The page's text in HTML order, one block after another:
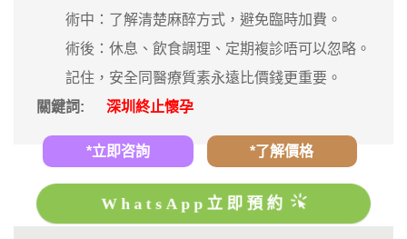
術中：了解清楚麻醉方式，避免臨時加費。
術後：休息、飲食調理、定期複診唔可以忽略。
記住，安全同醫療質素永遠比價錢更重要。
關鍵詞:
深圳終止懷孕
*立即咨詢 *了解價格
WhatsApp立即預約